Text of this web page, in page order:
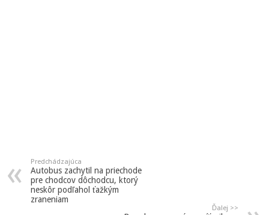
Predchádzajúca
Autobus zachytil na priechode
pre chodcov dôchodcu, ktorý
neskôr podľahol ťažkým
zraneniam
Ďalej >>